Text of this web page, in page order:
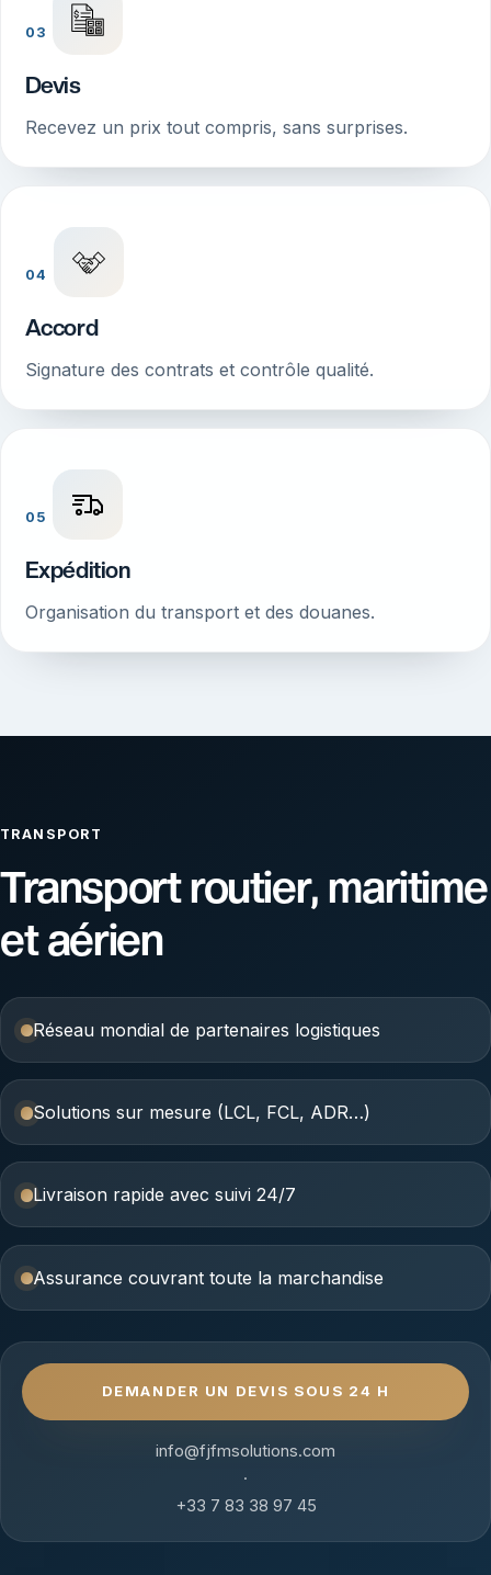
03
Devis
Recevez un prix tout compris, sans surprises.
04
Accord
Signature des contrats et contrôle qualité.
05
Expédition
Organisation du transport et des douanes.
TRANSPORT
Transport routier, maritime
et aérien
Réseau mondial de partenaires logistiques
Solutions sur mesure (LCL, FCL, ADR…)
Livraison rapide avec suivi 24/7
Assurance couvrant toute la marchandise
DEMANDER UN DEVIS SOUS 24 H
info@fjfmsolutions.com
·
+33 7 83 38 97 45